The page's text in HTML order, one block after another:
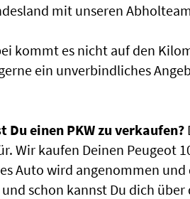
mit unseren
kommt es nicht auf den
ein unverbindliches
Du einen PKW zu verkaufen?
Wir kaufen Deinen Peugeot
Auto wird angenommen und
und schon kannst Du dich